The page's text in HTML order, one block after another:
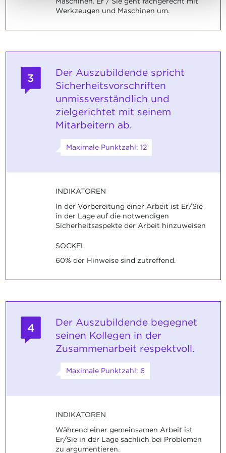
Werkzeugen und Maschinen um.
3
Der Auszubildende spricht
Sicherheitsvorschriften
unmissverständlich und
zielgerichtet mit seinem
Mitarbeitern ab.
Maximale Punktzahl: 12
INDIKATOREN
In der Vorbereitung einer Arbeit ist Er/Sie
in der Lage auf die notwendigen
Sicherheitsaspekte der Arbeit hinzuweisen
SOCKEL
60% der Hinweise sind zutreffend.
4
Der Auszubildende begegnet
seinen Kollegen in der
Zusammenarbeit respektvoll.
Maximale Punktzahl: 6
INDIKATOREN
Während einer gemeinsamen Arbeit ist
Er/Sie in der Lage sachlich bei Problemen
zu argumentieren.